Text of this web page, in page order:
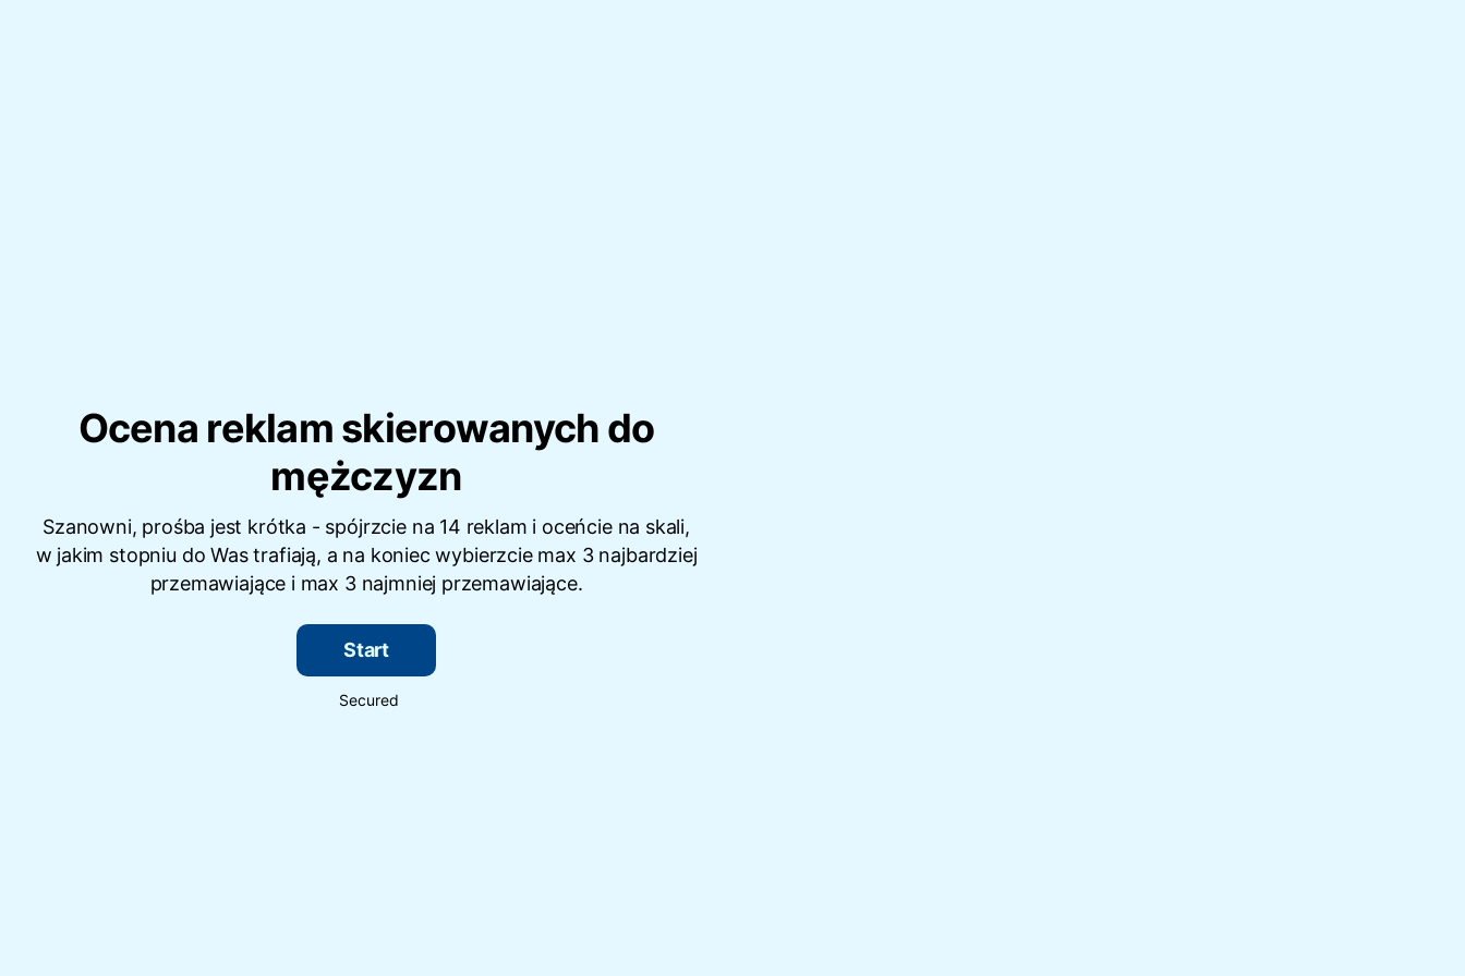
Ocena reklam skierowanych do
mężczyzn
Szanowni, prośba jest krótka - spójrzcie na 14 reklam i oceńcie na skali,
w jakim stopniu do Was trafiają, a na koniec wybierzcie max 3 najbardziej
przemawiające i max 3 najmniej przemawiające.
Start
Secured